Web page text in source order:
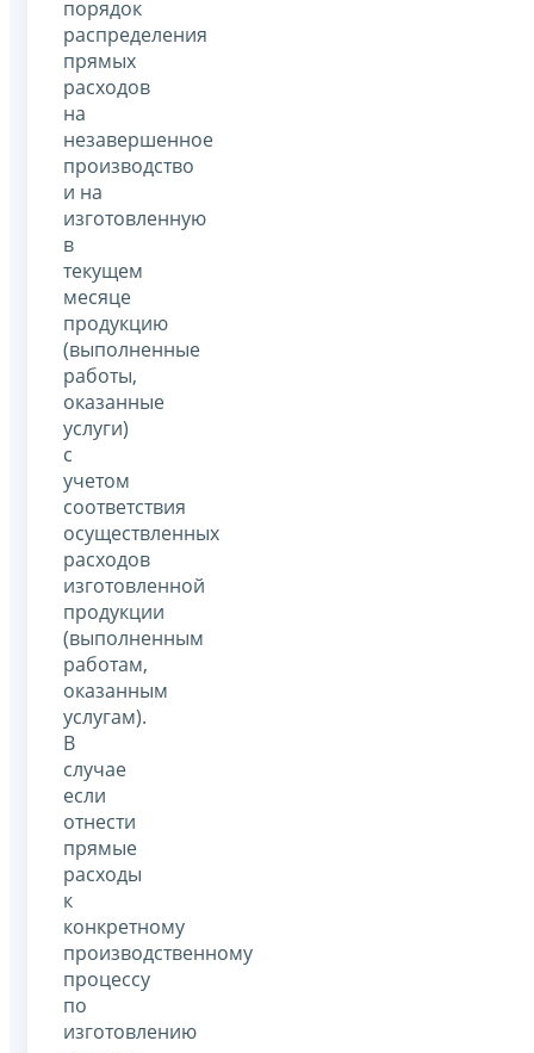
порядок
распределения
прямых
расходов
на
незавершенное
производство
и на
изготовленную
в
текущем
месяце
продукцию
(выполненные
работы,
оказанные
услуги)
с
учетом
соответствия
осуществленных
расходов
изготовленной
продукции
(выполненным
работам,
оказанным
услугам).
В
случае
если
отнести
прямые
расходы
к
конкретному
производственному
процессу
по
изготовлению